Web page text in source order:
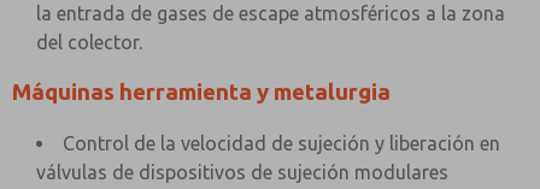
la entrada de gases de escape atmosféricos a la zona
del colector.
Máquinas herramienta y metalurgia
Control de la velocidad de sujeción y liberación en
válvulas de dispositivos de sujeción modulares